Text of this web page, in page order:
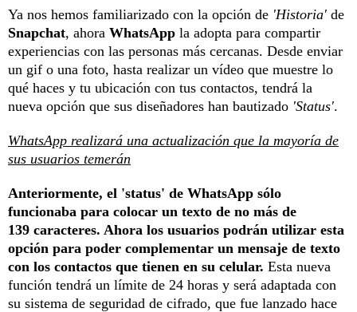
Ya nos hemos familiarizado con la opción de 'Historia' de
Snapchat, ahora WhatsApp la adopta para compartir
experiencias con las personas más cercanas. Desde enviar
un gif o una foto, hasta realizar un vídeo que muestre lo
qué haces y tu ubicación con tus contactos, tendrá la
nueva opción que sus diseñadores han bautizado 'Status'.
WhatsApp realizará una actualización que la mayoría de
sus usuarios temerán
Anteriormente, el 'status' de WhatsApp sólo
funcionaba para colocar un texto de no más de
139 caracteres. Ahora los usuarios podrán utilizar esta
opción para poder complementar un mensaje de texto
con los contactos que tienen en su celular. Esta nueva
función tendrá un límite de 24 horas y será adaptada con
su sistema de seguridad de cifrado, que fue lanzado hace